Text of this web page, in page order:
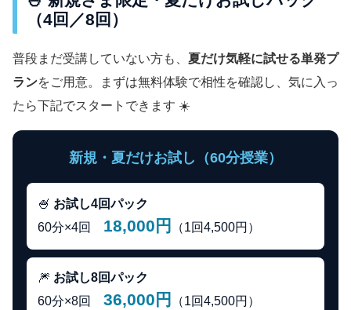
（4回／8回）
普段まだ受講していない方も、 夏だけ気軽に試せる単発プ
ランをご用意。まずは無料体験で相性を確認し、気に入っ
たら下記でスタートできます ☀️
新規・夏だけお試し（60分授業）
🍧 お試し4回パック
60分×4回 18,000円 （1回4,500円）
🎆 お試し8回パック
60分×8回 36,000円 （1回4,500円）